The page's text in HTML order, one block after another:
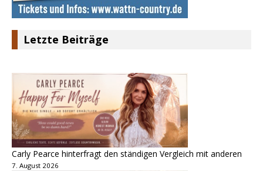
Letzte Beiträge
Carly Pearce hinterfragt den ständigen Vergleich mit anderen
7. August 2026